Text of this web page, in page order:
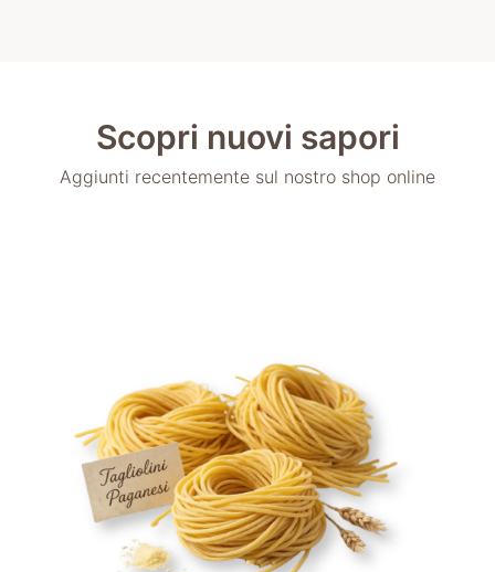
Scopri nuovi sapori
Aggiunti recentemente sul nostro shop online